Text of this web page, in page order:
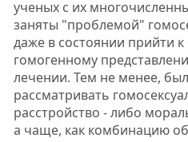
ученых с их
заняты "проблемой"
даже в состоянии прийти
гомогенному
лечении. Тем не менее,
рассматривать
расстройство - либо
а чаще, как комбинацию